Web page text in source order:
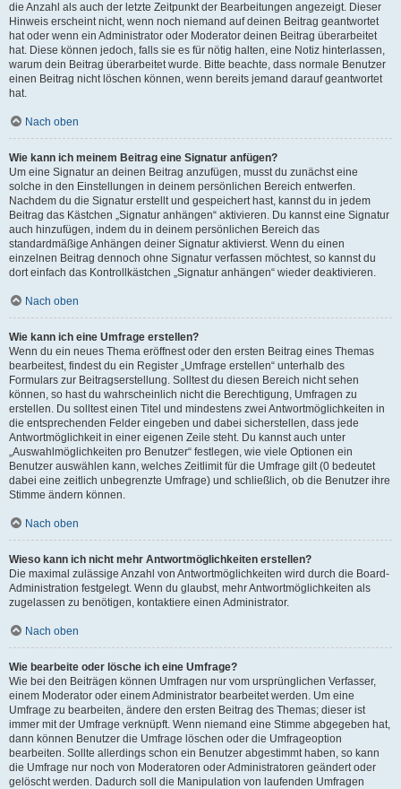
die Anzahl als auch der letzte Zeitpunkt der Bearbeitungen angezeigt. Dieser
Hinweis erscheint nicht, wenn noch niemand auf deinen Beitrag geantwortet
hat oder wenn ein Administrator oder Moderator deinen Beitrag überarbeitet
hat. Diese können jedoch, falls sie es für nötig halten, eine Notiz hinterlassen,
warum dein Beitrag überarbeitet wurde. Bitte beachte, dass normale Benutzer
einen Beitrag nicht löschen können, wenn bereits jemand darauf geantwortet
hat.
Nach oben
Wie kann ich meinem Beitrag eine Signatur anfügen?
Um eine Signatur an deinen Beitrag anzufügen, musst du zunächst eine
solche in den Einstellungen in deinem persönlichen Bereich entwerfen.
Nachdem du die Signatur erstellt und gespeichert hast, kannst du in jedem
Beitrag das Kästchen „Signatur anhängen“ aktivieren. Du kannst eine Signatur
auch hinzufügen, indem du in deinem persönlichen Bereich das
standardmäßige Anhängen deiner Signatur aktivierst. Wenn du einen
einzelnen Beitrag dennoch ohne Signatur verfassen möchtest, so kannst du
dort einfach das Kontrollkästchen „Signatur anhängen“ wieder deaktivieren.
Nach oben
Wie kann ich eine Umfrage erstellen?
Wenn du ein neues Thema eröffnest oder den ersten Beitrag eines Themas
bearbeitest, findest du ein Register „Umfrage erstellen“ unterhalb des
Formulars zur Beitragserstellung. Solltest du diesen Bereich nicht sehen
können, so hast du wahrscheinlich nicht die Berechtigung, Umfragen zu
erstellen. Du solltest einen Titel und mindestens zwei Antwortmöglichkeiten in
die entsprechenden Felder eingeben und dabei sicherstellen, dass jede
Antwortmöglichkeit in einer eigenen Zeile steht. Du kannst auch unter
„Auswahlmöglichkeiten pro Benutzer“ festlegen, wie viele Optionen ein
Benutzer auswählen kann, welches Zeitlimit für die Umfrage gilt (0 bedeutet
dabei eine zeitlich unbegrenzte Umfrage) und schließlich, ob die Benutzer ihre
Stimme ändern können.
Nach oben
Wieso kann ich nicht mehr Antwortmöglichkeiten erstellen?
Die maximal zulässige Anzahl von Antwortmöglichkeiten wird durch die Board-
Administration festgelegt. Wenn du glaubst, mehr Antwortmöglichkeiten als
zugelassen zu benötigen, kontaktiere einen Administrator.
Nach oben
Wie bearbeite oder lösche ich eine Umfrage?
Wie bei den Beiträgen können Umfragen nur vom ursprünglichen Verfasser,
einem Moderator oder einem Administrator bearbeitet werden. Um eine
Umfrage zu bearbeiten, ändere den ersten Beitrag des Themas; dieser ist
immer mit der Umfrage verknüpft. Wenn niemand eine Stimme abgegeben hat,
dann können Benutzer die Umfrage löschen oder die Umfrageoption
bearbeiten. Sollte allerdings schon ein Benutzer abgestimmt haben, so kann
die Umfrage nur noch von Moderatoren oder Administratoren geändert oder
gelöscht werden. Dadurch soll die Manipulation von laufenden Umfragen